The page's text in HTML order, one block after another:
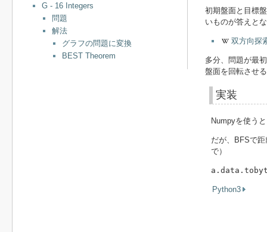
G - 16 Integers
問題
解法
グラフの問題に変換
BEST Theorem
初期盤面と目標
いものが答えと
双方向探
多分、問題が最
盤面を回転させ
実装
Numpyを使う
だが、BFSで
で）
Python3